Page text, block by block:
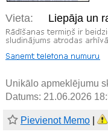
Vieta: Liepāja un
Unikālo apmeklējumu
Datums: 21.06.2026
Pievienot Memo